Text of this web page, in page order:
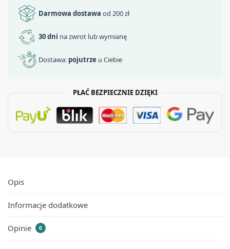
Darmowa dostawa od 200 zł
30 dni na zwrot lub wymianę
Dostawa: pojutrze u Ciebie
PŁAĆ BEZPIECZNIE DZIĘKI
Opis
Informacje dodatkowe
Opinie 0